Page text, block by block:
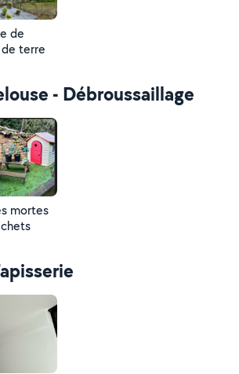
de
terre
- Débroussaillage
mortes